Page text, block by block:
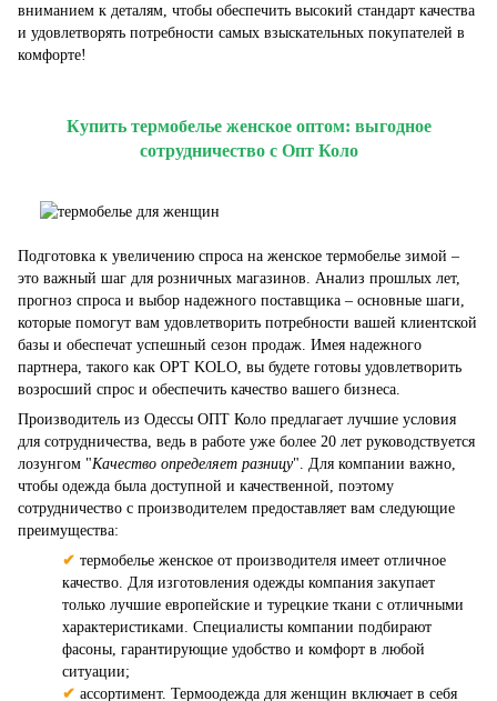
вниманием к деталям, чтобы обеспечить высокий стандарт качества
и удовлетворять потребности самых взыскательных покупателей в
комфорте!
Купить термобелье женское оптом: выгодное
сотрудничество с Опт Коло
Подготовка к увеличению спроса на женское термобелье зимой –
это важный шаг для розничных магазинов. Анализ прошлых лет,
прогноз спроса и выбор надежного поставщика – основные шаги,
которые помогут вам удовлетворить потребности вашей клиентской
базы и обеспечат успешный сезон продаж. Имея надежного
партнера, такого как OPT KOLO, вы будете готовы удовлетворить
возросший спрос и обеспечить качество вашего бизнеса.
Производитель из Одессы ОПТ Коло предлагает лучшие условия
для сотрудничества, ведь в работе уже более 20 лет руководствуется
лозунгом "Качество определяет разницу". Для компании важно,
чтобы одежда была доступной и качественной, поэтому
сотрудничество с производителем предоставляет вам следующие
преимущества:
✔ термобелье женское от производителя имеет отличное
качество. Для изготовления одежды компания закупает
только лучшие европейские и турецкие ткани с отличными
характеристиками. Специалисты компании подбирают
фасоны, гарантирующие удобство и комфорт в любой
ситуации;
✔ ассортимент. Термоодежда для женщин включает в себя